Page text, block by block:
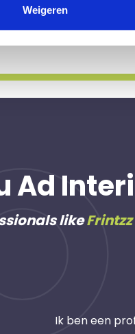
Weigeren
voor u aan de slag gaat.
Ad
likeFrintzz
Ik ben een